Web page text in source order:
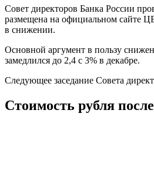
Совет директоров Банка России
размещена на официальном сайте
в снижении.
Основной аргумент в пользу
замедлился до 2,4 с 3% в декабре.
Следующее заседание Совета
Стоимость рубля